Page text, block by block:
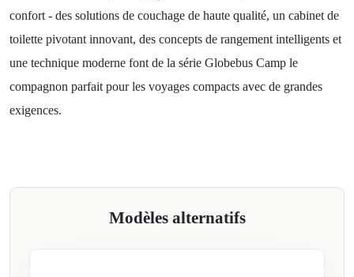
confort - des solutions de couchage de haute qualité, un cabinet de
toilette pivotant innovant, des concepts de rangement intelligents et
une technique moderne font de la série Globebus Camp le
compagnon parfait pour les voyages compacts avec de grandes
exigences.
Modèles alternatifs